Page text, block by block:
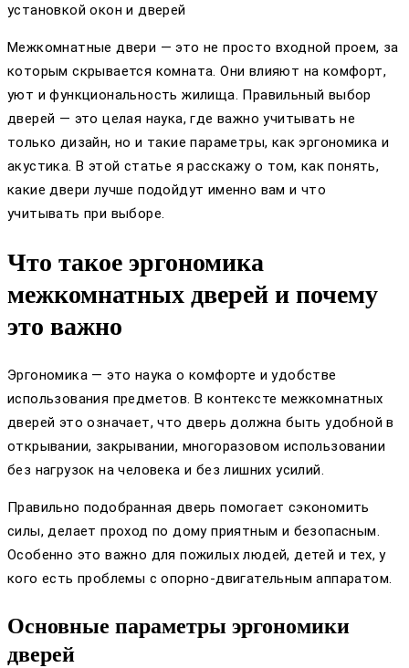
установкой окон и дверей
Межкомнатные двери — это не просто входной проем, за
которым скрывается комната. Они влияют на комфорт,
уют и функциональность жилища. Правильный выбор
дверей — это целая наука, где важно учитывать не
только дизайн, но и такие параметры, как эргономика и
акустика. В этой статье я расскажу о том, как понять,
какие двери лучше подойдут именно вам и что
учитывать при выборе.
Что такое эргономика
межкомнатных дверей и почему
это важно
Эргономика — это наука о комфорте и удобстве
использования предметов. В контексте межкомнатных
дверей это означает, что дверь должна быть удобной в
открывании, закрывании, многоразовом использовании
без нагрузок на человека и без лишних усилий.
Правильно подобранная дверь помогает сэкономить
силы, делает проход по дому приятным и безопасным.
Особенно это важно для пожилых людей, детей и тех, у
кого есть проблемы с опорно-двигательным аппаратом.
Основные параметры эргономики
дверей